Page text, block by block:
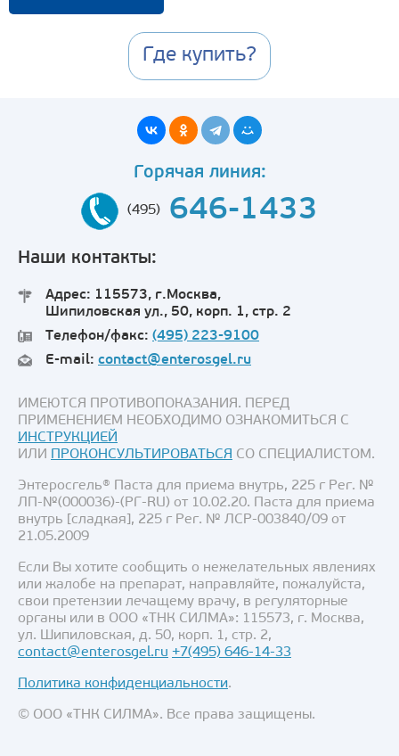
Где купить?
Горячая линия:
(495) 646-1433
Наши контакты:
Адрес: 115573, г.Москва,
Шипиловская ул., 50, корп. 1, стр. 2
Телефон/факс: (495) 223-9100
E-mail: contact@enterosgel.ru
ИМЕЮТСЯ ПРОТИВОПОКАЗАНИЯ. ПЕРЕД
ПРИМЕНЕНИЕМ НЕОБХОДИМО ОЗНАКОМИТЬСЯ С
ИНСТРУКЦИЕЙ
ИЛИ ПРОКОНСУЛЬТИРОВАТЬСЯ СО СПЕЦИАЛИСТОМ.
Энтеросгель® Паста для приема внутрь, 225 г Рег. №
ЛП-№(000036)-(РГ-RU) от 10.02.20. Паста для приема
внутрь [сладкая], 225 г Рег. № ЛСР-003840/09 от
21.05.2009
Если Вы хотите сообщить о нежелательных явлениях
или жалобе на препарат, направляйте, пожалуйста,
свои претензии лечащему врачу, в регуляторные
органы или в ООО «ТНК СИЛМА»: 115573, г. Москва,
ул. Шипиловская, д. 50, корп. 1, стр. 2,
contact@enterosgel.ru +7(495) 646-14-33
Политика конфиденциальности.
© ООО «ТНК СИЛМА». Все права защищены.